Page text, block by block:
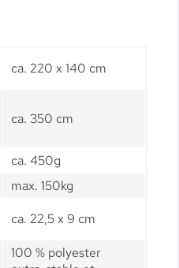
ca. 220 x 140 cm
ca. 350 cm
ca. 450g
max. 150kg
ca. 22,5 x 9 cm
100 % polyester